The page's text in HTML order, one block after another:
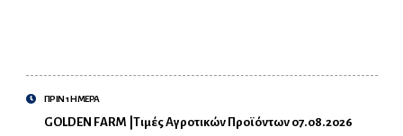
ΠΡΙΝ 1 ΗΜΕΡΑ
GOLDEN FARM |Τιμές Αγροτικών Προϊόντων 07.08.2026